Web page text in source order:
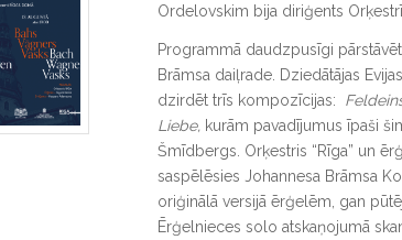
Ordelovskim bija diriģents Orķestrī
Programmā daudzpusīgi
Brāmsa daiļrade. Dziedātājas
dzirdēt trīs kompozīcijas:
Liebe, kurām pavadījumus īpaši
Šmīdbergs. Orķestris “Rīga” un
saspēlēsies Johannesa Brāmsa
oriģinālā versijā ērģelēm, gan
Ērģelnieces solo atskaņojumā